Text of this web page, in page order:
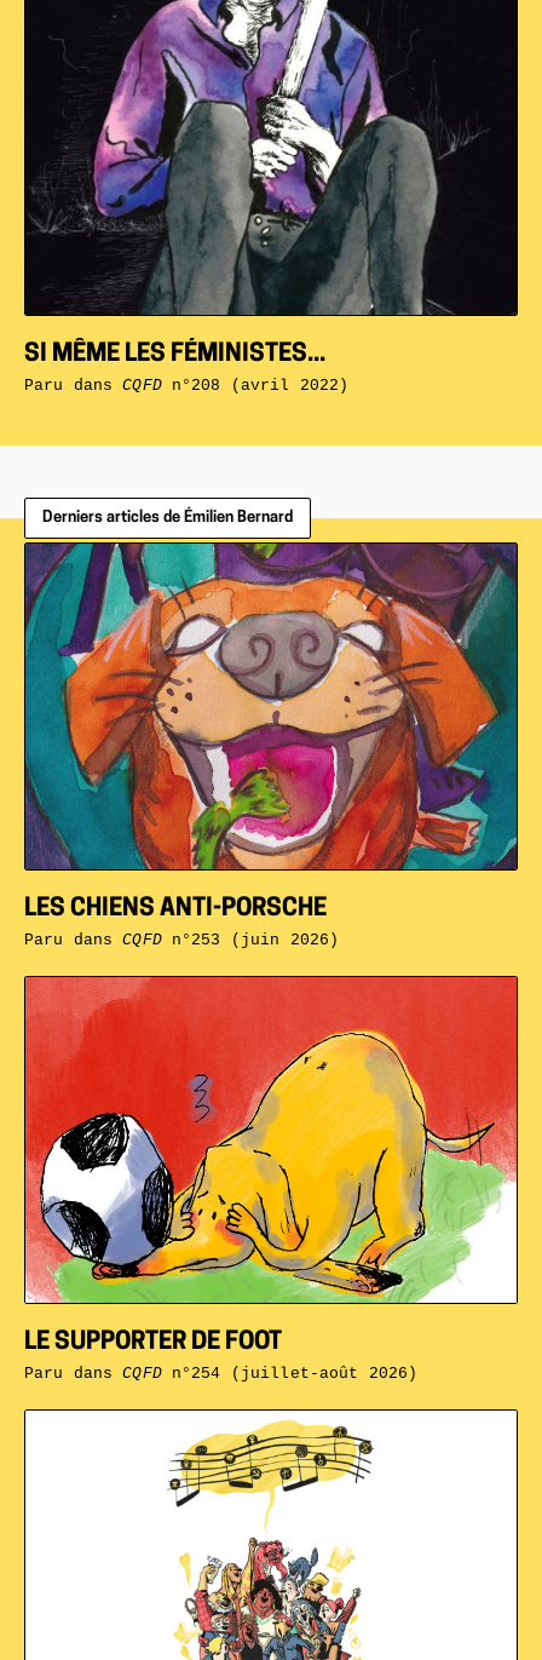
SI MÊME LES FÉMINISTES...
Paru dansCQFDn°208 (avril 2022)
Derniers articles de Émilien Bernard
LE SUPPORTER DE FOOT
Paru dansCQFDn°254 (juillet-août 2026)
LES CHIENS ANTI-PORSCHE
Paru dansCQFDn°253 (juin 2026)